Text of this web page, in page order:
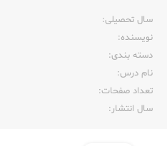
سال تحصیلی:‌
نویسنده:‌
دسته بندی:
نام درس:
تعداد صفحات:‌
سال انتشار:‌